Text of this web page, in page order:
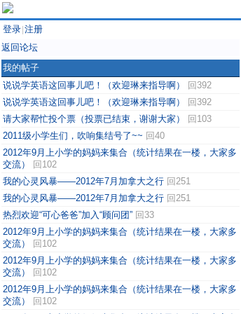
登录 注册
返回论坛
我的帖子
说说学英语这回事儿吧！（欢迎琳来指导啊）
回392
说说学英语这回事儿吧！（欢迎琳来指导啊）
回392
请大家帮忙投个票（投票已结束，谢谢大家）
回103
2011级小学生们，吹响集结号了~~ 回40
2012年9月上小学的妈妈来集合（统计结果在一楼，大家多
交流）
回102
我的心灵风暴——2012年7月加拿大之行 回251
我的心灵风暴——2012年7月加拿大之行 回251
热烈欢迎“可心爸爸”加入“顾问团” 回33
2012年9月上小学的妈妈来集合（统计结果在一楼，大家多
交流）
回102
2012年9月上小学的妈妈来集合（统计结果在一楼，大家多
交流）
回102
2012年9月上小学的妈妈来集合（统计结果在一楼，大家多
交流）
回102